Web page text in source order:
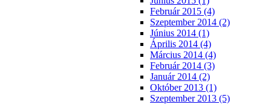
Február 2015 (4)
Szeptember 2014 (2)
Június 2014 (1)
Április 2014 (4)
Március 2014 (4)
Február 2014 (3)
Január 2014 (2)
Október 2013 (1)
Szeptember 2013 (5)